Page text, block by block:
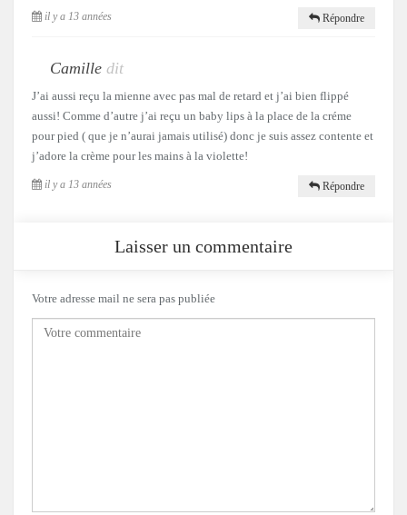
il y a 13 années Répondre
Camille dit
J’ai aussi reçu la mienne avec pas mal de retard et j’ai bien flippé
aussi! Comme d’autre j’ai reçu un baby lips à la place de la créme
pour pied ( que je n’aurai jamais utilisé) donc je suis assez contente et
j’adore la crème pour les mains à la violette!
il y a 13 années Répondre
Laisser un commentaire
Votre adresse mail ne sera pas publiée